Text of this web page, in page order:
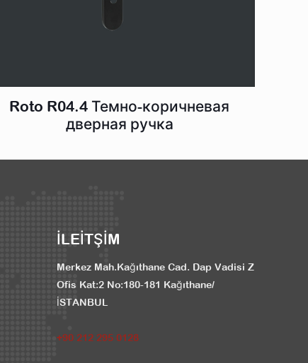
Roto R04.4 Темно-коричневая
дверная ручка
İLEİTŞİM
Merkez Mah.Kağıthane Cad. Dap Vadisi Z
Ofis Kat:2 No:180-181 Kağıthane/
İSTANBUL
+90 212 295 0128